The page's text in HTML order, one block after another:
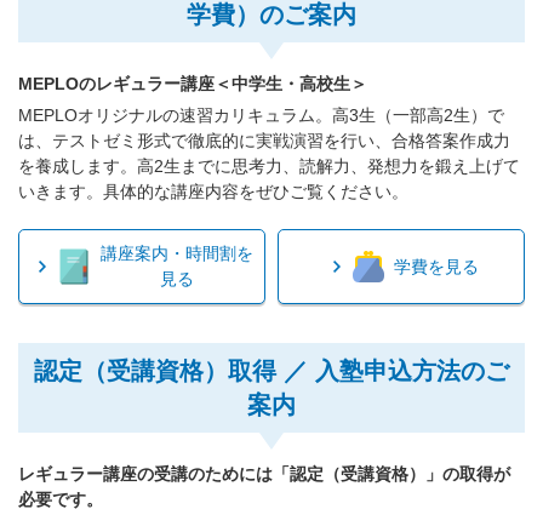
学費）のご案内
MEPLOのレギュラー講座＜中学生・高校生＞
MEPLOオリジナルの速習カリキュラム。高3生（一部高2生）で
は、テストゼミ形式で徹底的に実戦演習を行い、合格答案作成力
を養成します。高2生までに思考力、読解力、発想力を鍛え上げて
いきます。具体的な講座内容をぜひご覧ください。
講座案内・時間割を
見る
学費を見る
認定（受講資格）取得 ／ 入塾申込方法のご
案内
レギュラー講座の受講のためには「認定（受講資格）」の取得が
必要です。